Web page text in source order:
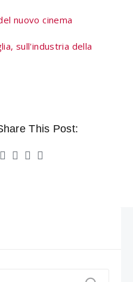
nuovo cinema
sull'industria della
This Post: